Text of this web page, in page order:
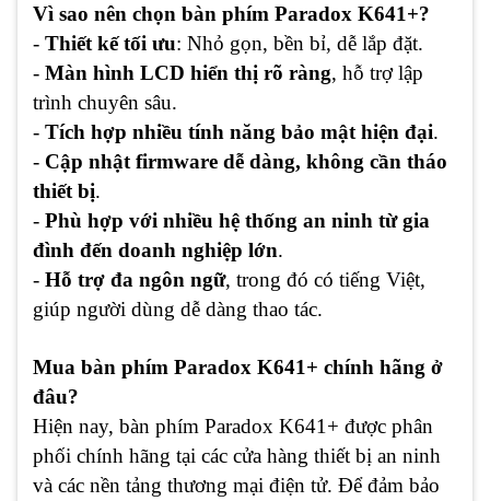
Vì sao nên chọn bàn phím Paradox K641+?
- Thiết kế tối ưu: Nhỏ gọn, bền bỉ, dễ lắp đặt.
- Màn hình LCD hiển thị rõ ràng, hỗ trợ lập
trình chuyên sâu.
- Tích hợp nhiều tính năng bảo mật hiện đại.
- Cập nhật firmware dễ dàng, không cần tháo
thiết bị.
- Phù hợp với nhiều hệ thống an ninh từ gia
đình đến doanh nghiệp lớn.
- Hỗ trợ đa ngôn ngữ, trong đó có tiếng Việt,
giúp người dùng dễ dàng thao tác.
Mua bàn phím Paradox K641+ chính hãng ở
đâu?
Hiện nay, bàn phím Paradox K641+ được phân
phối chính hãng tại các cửa hàng thiết bị an ninh
và các nền tảng thương mại điện tử. Để đảm bảo